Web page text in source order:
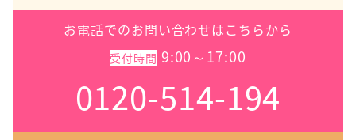
お電話でのお問い合わせはこちらから
受付時間9:00～17:00
0120-514-194